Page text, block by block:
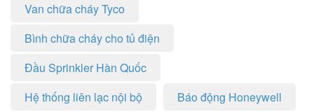
Van chữa cháy Tyco
Bình chữa cháy cho tủ điện
Đầu Sprinkler Hàn Quốc
Hệ thống liên lạc nội bộ
Báo động Honeywell